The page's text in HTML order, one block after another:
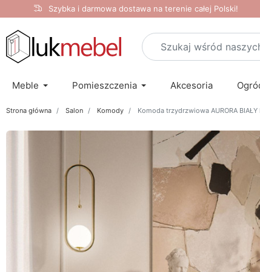
Szybka i darmowa dostawa na terenie całej Polski!
Meble Pomieszczenia Akcesoria
Strona główna Salon Komody Komoda trzydrzwiowa AURORA BIAŁY